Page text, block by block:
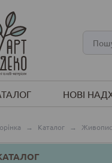
НОВІ
→ Каталог → Живопис